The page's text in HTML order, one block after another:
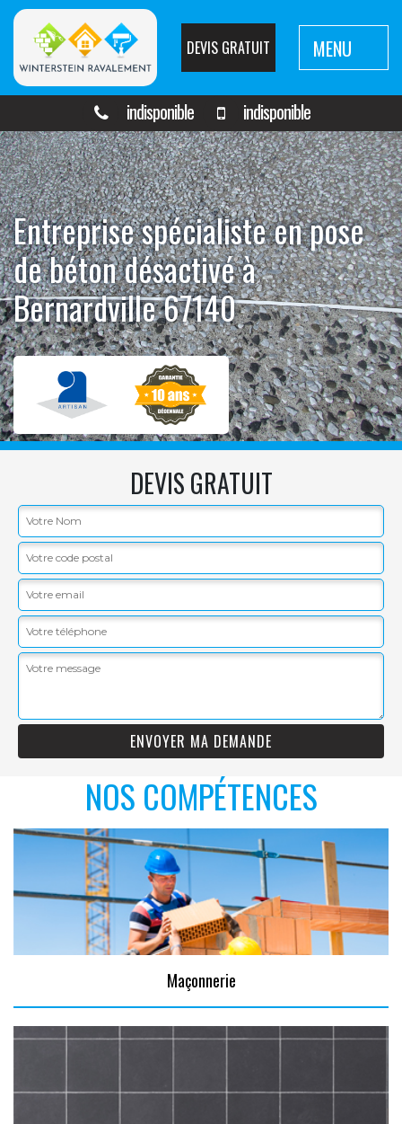
DEVIS GRATUIT MENU
indisponible indisponible
Entreprise spécialiste en pose
de béton désactivé à
Bernardville 67140
DEVIS GRATUIT
NOS COMPÉTENCES
Maçonnerie